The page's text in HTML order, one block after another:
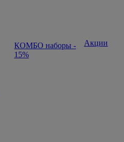
КОМБО наборы -
15%
Акции